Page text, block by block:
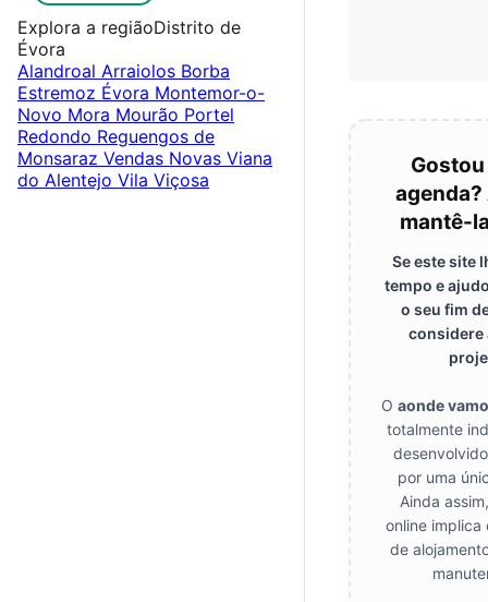
agenda?
mantê-
Se este site
tempo e
o seu fim
considere
O aonde
totalmente
por uma
Ainda
online implica
de
Explora a regiãoDistrito de
Évora
Alandroal Arraiolos Borba
Estremoz Évora Montemor-o-
Novo Mora Mourão Portel
Redondo Reguengos de
Monsaraz Vendas Novas Viana
do Alentejo Vila Viçosa